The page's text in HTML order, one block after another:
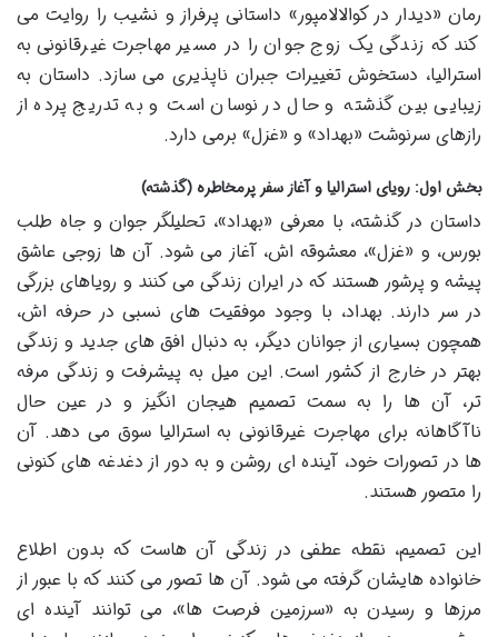
رمان «دیدار در کوالالامپور» داستانی پرفراز و نشیب را روایت می
کند که زندگی یک زوج جوان را در مسیر مهاجرت غیرقانونی به
استرالیا، دستخوش تغییرات جبران ناپذیری می سازد. داستان به
زیبایی بین گذشته و حال در نوسان است و به تدریج پرده از
رازهای سرنوشت «بهداد» و «غزل» برمی دارد.
بخش اول: رویای استرالیا و آغاز سفر پرمخاطره (گذشته)
داستان در گذشته، با معرفی «بهداد»، تحلیلگر جوان و جاه طلب
بورس، و «غزل»، معشوقه اش، آغاز می شود. آن ها زوجی عاشق
پیشه و پرشور هستند که در ایران زندگی می کنند و رویاهای بزرگی
در سر دارند. بهداد، با وجود موفقیت های نسبی در حرفه اش،
همچون بسیاری از جوانان دیگر، به دنبال افق های جدید و زندگی
بهتر در خارج از کشور است. این میل به پیشرفت و زندگی مرفه
تر، آن ها را به سمت تصمیم هیجان انگیز و در عین حال
ناآگاهانه برای مهاجرت غیرقانونی به استرالیا سوق می دهد. آن
ها در تصورات خود، آینده ای روشن و به دور از دغدغه های کنونی
را متصور هستند.
این تصمیم، نقطه عطفی در زندگی آن هاست که بدون اطلاع
خانواده هایشان گرفته می شود. آن ها تصور می کنند که با عبور از
مرزها و رسیدن به «سرزمین فرصت ها»، می توانند آینده ای